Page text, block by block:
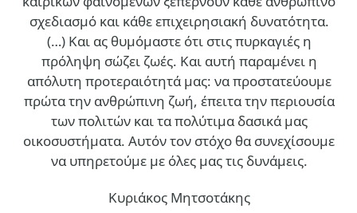
σχεδιασμό και κάθε επιχειρησιακή δυνατότητα.
(…) Και ας θυμόμαστε ότι στις πυρκαγιές η
πρόληψη σώζει ζωές. Και αυτή παραμένει η
απόλυτη προτεραιότητά μας: να προστατεύουμε
πρώτα την ανθρώπινη ζωή, έπειτα την περιουσία
των πολιτών και τα πολύτιμα δασικά μας
οικοσυστήματα. Αυτόν τον στόχο θα συνεχίσουμε
να υπηρετούμε με όλες μας τις δυνάμεις.
Κυριάκος Μητσοτάκης